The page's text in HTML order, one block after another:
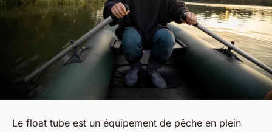
Le float tube est un équipement de pêche en plein